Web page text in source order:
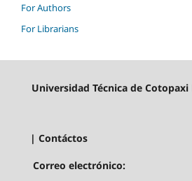
For Authors
For Librarians
Universidad Técnica de
| Contáctos
Correo electrónico: